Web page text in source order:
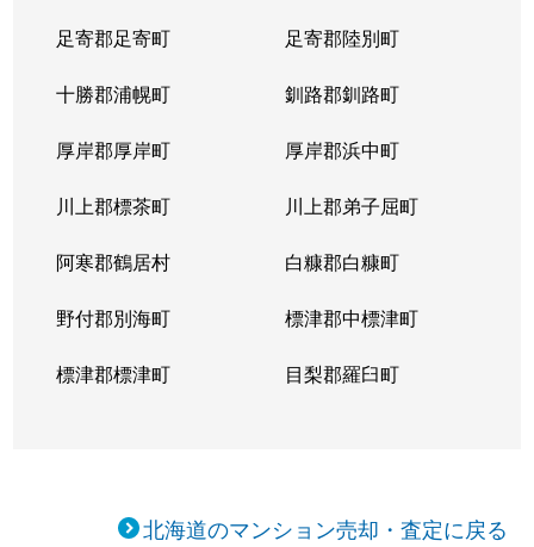
足寄郡足寄町 足寄郡陸別町
十勝郡浦幌町 釧路郡釧路町
厚岸郡厚岸町 厚岸郡浜中町
川上郡標茶町 川上郡弟子屈町
阿寒郡鶴居村 白糠郡白糠町
野付郡別海町 標津郡中標津町
標津郡標津町 目梨郡羅臼町
北海道のマンション売却・査定に戻る